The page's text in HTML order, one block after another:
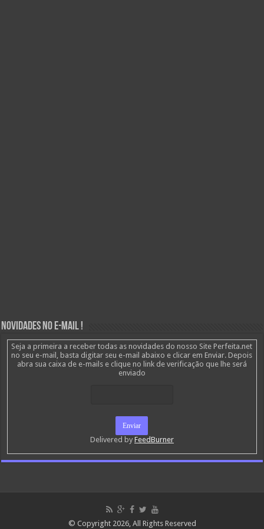
Novidades no E-mail !
Seja a primeira a receber todas as novidades do nosso Site Perfeita.net
no seu e-mail, basta digitar seu e-mail abaixo e clicar em Enviar. Depois
abra sua caixa de e-mails e clique no link de verificação que lhe será
enviado
Delivered by FeedBurner
© Copyright 2026, All Rights Reserved